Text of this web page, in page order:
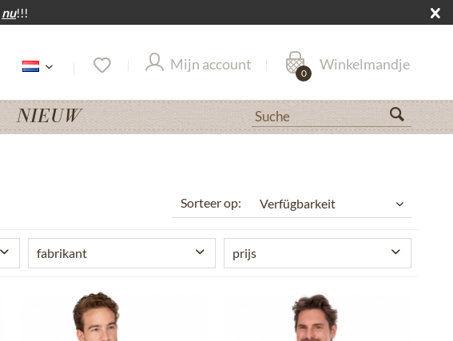
nu!!!
Mijn account Winkelmandje
0
NIEUW
Sorteer op:
fabrikant
Gwandler
Krüger Dirndl
Maddox
prijs
€ 89,90bis